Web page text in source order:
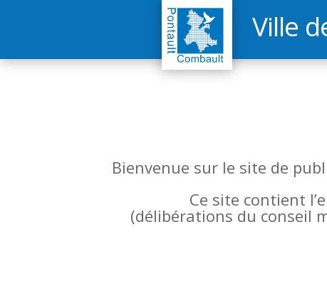
Ville
Bienvenue sur le site de
Ce site contient
(délibérations du conseil